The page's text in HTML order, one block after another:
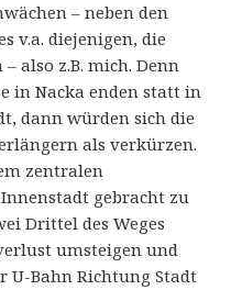
– neben den
v.a. diejenigen, die
also z.B. mich. Denn
in Nacka enden statt in
dann würden sich die
als verkürzen.
zentralen
gebracht zu
Drittel des Weges
umsteigen und
U-Bahn Richtung Stadt